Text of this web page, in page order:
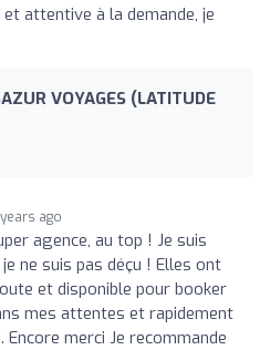
attentive à la demande, je
VOYAGES (LATITUDE
ago
agence, au top ! Je suis
ne suis pas déçu ! Elles ont
et disponible pour booker
mes attentes et rapidement
merci Je recommande